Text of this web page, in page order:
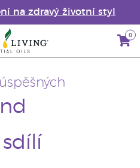
na zdravý životní styl
0